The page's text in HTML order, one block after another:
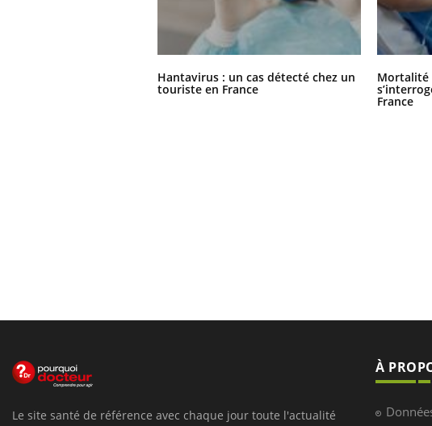
Hantavirus : un cas détecté chez un
touriste en France
Mortalité
France
Le site santé de référence avec chaque jour toute l'actualité
À